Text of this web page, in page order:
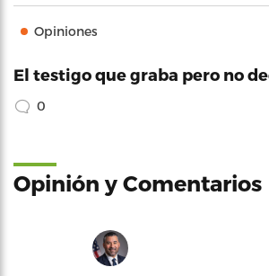
Opiniones
El testigo que graba pero no
0
Opinión y Comentarios